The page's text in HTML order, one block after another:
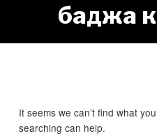
баджа
It seems we can’t find what
searching can help.